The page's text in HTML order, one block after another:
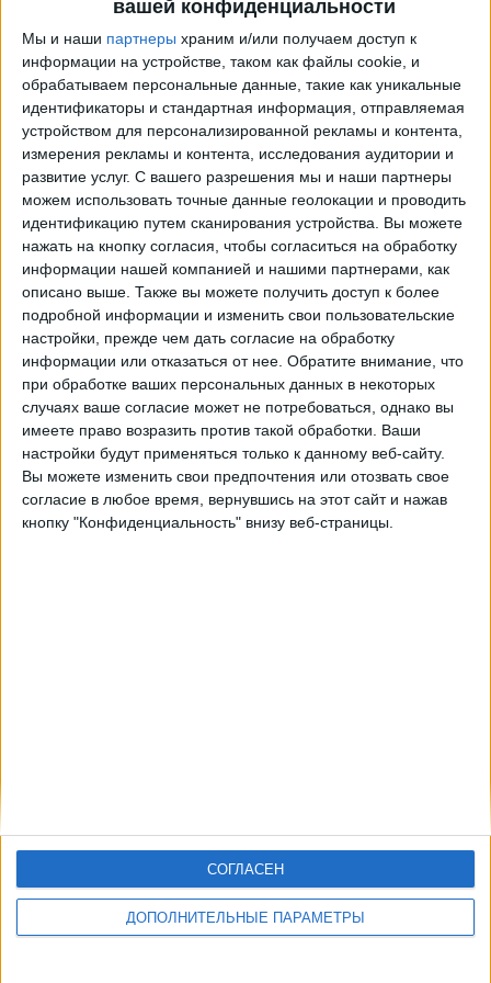
вашей конфиденциальности
Мы и наши партнеры храним и/или получаем доступ к
информации на устройстве, таком как файлы cookie, и
обрабатываем персональные данные, такие как уникальные
идентификаторы и стандартная информация, отправляемая
устройством для персонализированной рекламы и контента,
измерения рекламы и контента, исследования аудитории и
развитие услуг. С вашего разрешения мы и наши партнеры
можем использовать точные данные геолокации и проводить
идентификацию путем сканирования устройства. Вы можете
нажать на кнопку согласия, чтобы согласиться на обработку
информации нашей компанией и нашими партнерами, как
описано выше. Также вы можете получить доступ к более
подробной информации и изменить свои пользовательские
настройки, прежде чем дать согласие на обработку
информации или отказаться от нее. Обратите внимание, что
при обработке ваших персональных данных в некоторых
случаях ваше согласие может не потребоваться, однако вы
имеете право возразить против такой обработки. Ваши
настройки будут применяться только к данному веб-сайту.
Вы можете изменить свои предпочтения или отозвать свое
согласие в любое время, вернувшись на этот сайт и нажав
кнопку "Конфиденциальность" внизу веб-страницы.
ДОПОЛНИТЕЛЬНЫЕ ПАРАМЕТРЫ
СОГЛАСЕН
Программа передач трансляции матчей в прямом
эфире вСампдория
Воскресенье, 23.08.2026
Сампдория
OneFootball PPV